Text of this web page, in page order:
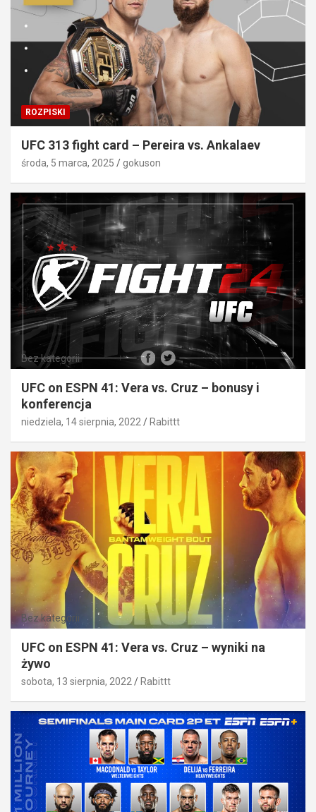
ROZPISKI
UFC 313 fight card – Pereira vs. Ankalaev
środa, 5 marca, 2025 gokuson
Bez kategorii
UFC on ESPN 41: Vera vs. Cruz – bonusy i
konferencja
niedziela, 14 sierpnia, 2022 Rabittt
Bez kategorii
UFC on ESPN 41: Vera vs. Cruz – wyniki na
żywo
sobota, 13 sierpnia, 2022 Rabittt